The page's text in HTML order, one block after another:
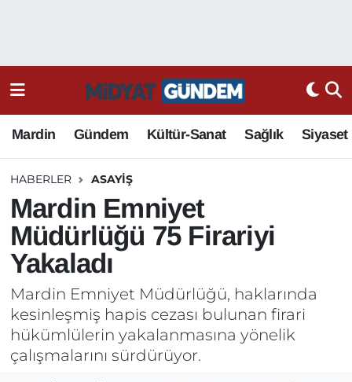
Mardin Gündem Kültür-Sanat Sağlık Siyaset
HABERLER ASAYIŞ
Mardin Emniyet
Müdürlüğü 75 Firariyi
Yakaladı
Mardin Emniyet Müdürlüğü, haklarında
kesinleşmiş hapis cezası bulunan firari
hükümlülerin yakalanmasına yönelik
çalışmalarını sürdürüyor.